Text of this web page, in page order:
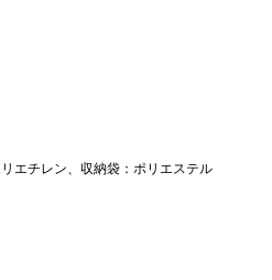
エチレン、収納袋：ポリエステル